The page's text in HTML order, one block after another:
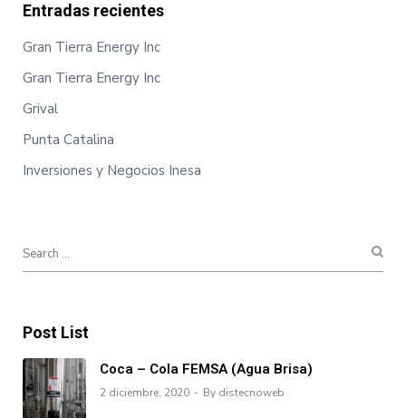
Entradas recientes
Gran Tierra Energy Inc
Gran Tierra Energy Inc
Grival
Punta Catalina
Inversiones y Negocios Inesa
Post List
Coca – Cola FEMSA (Agua Brisa)
2 diciembre, 2020 By distecnoweb